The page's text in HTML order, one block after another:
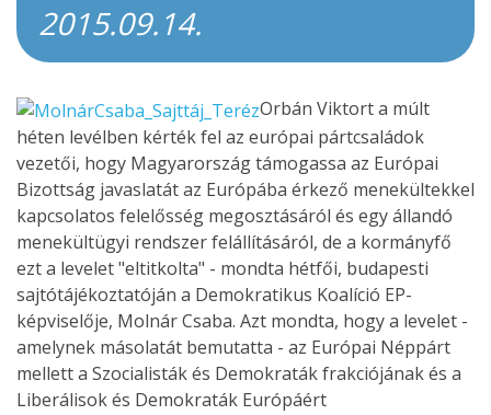
2015.09.14.
Orbán Viktort a múlt
héten levélben kérték fel az európai pártcsaládok
vezetői, hogy Magyarország támogassa az Európai
Bizottság javaslatát az Európába érkező menekültekkel
kapcsolatos felelősség megosztásáról és egy állandó
menekültügyi rendszer felállításáról, de a kormányfő
ezt a levelet "eltitkolta" - mondta hétfői, budapesti
sajtótájékoztatóján a Demokratikus Koalíció EP-
képviselője, Molnár Csaba. Azt mondta, hogy a levelet -
amelynek másolatát bemutatta - az Európai Néppárt
mellett a Szocialisták és Demokraták frakciójának és a
Liberálisok és Demokraták Európáért